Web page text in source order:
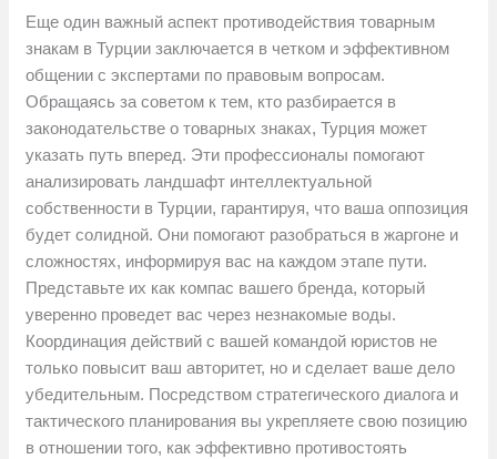
Еще один важный аспект противодействия товарным
знакам в Турции заключается в четком и эффективном
общении с экспертами по правовым вопросам.
Обращаясь за советом к тем, кто разбирается в
законодательстве о товарных знаках, Турция может
указать путь вперед. Эти профессионалы помогают
анализировать ландшафт интеллектуальной
собственности в Турции, гарантируя, что ваша оппозиция
будет солидной. Они помогают разобраться в жаргоне и
сложностях, информируя вас на каждом этапе пути.
Представьте их как компас вашего бренда, который
уверенно проведет вас через незнакомые воды.
Координация действий с вашей командой юристов не
только повысит ваш авторитет, но и сделает ваше дело
убедительным. Посредством стратегического диалога и
тактического планирования вы укрепляете свою позицию
в отношении того, как эффективно противостоять